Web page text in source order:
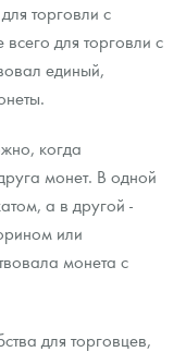
торговли с
для торговли с
единый,
когда
монет. В одной
а в другой -
или
монета с
для торговцев,